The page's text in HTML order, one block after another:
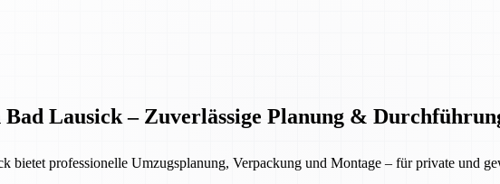
Lausick – Zuverlässige Planung &
bietet professionelle Umzugsplanung, Verpackung und Montage – für private und